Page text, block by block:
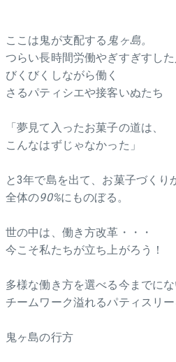
ここは鬼が支配する 鬼ヶ島。
つらい長時間労働やぎすぎすし
びくびくしながら働く
さるパティシエや接客いぬたち
「夢見て入ったお菓子の道は、
こんなはずじゃなかった」
と3年で島を出て、お菓子づくり
全体の90%にものぼる。
世の中は、働き方改革・・・
今こそ私たちが立ち上がろう！
多様な働き方を選べる今までに
チームワーク溢れるパティスリ
鬼ヶ島の行方